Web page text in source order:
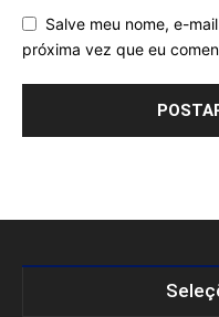
Salve meu nome, e-
próxima vez que eu